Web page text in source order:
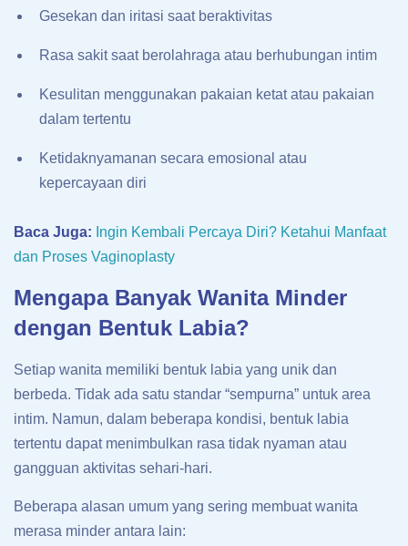
Gesekan dan iritasi saat beraktivitas
Rasa sakit saat berolahraga atau berhubungan intim
Kesulitan menggunakan pakaian ketat atau pakaian
dalam tertentu
Ketidaknyamanan secara emosional atau
kepercayaan diri
Baca Juga: Ingin Kembali Percaya Diri? Ketahui Manfaat
dan Proses Vaginoplasty
Mengapa Banyak Wanita Minder
dengan Bentuk Labia?
Setiap wanita memiliki bentuk labia yang unik dan
berbeda. Tidak ada satu standar “sempurna” untuk area
intim. Namun, dalam beberapa kondisi, bentuk labia
tertentu dapat menimbulkan rasa tidak nyaman atau
gangguan aktivitas sehari-hari.
Beberapa alasan umum yang sering membuat wanita
merasa minder antara lain: